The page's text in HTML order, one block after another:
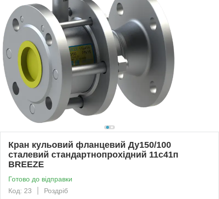
Кран кульовий фланцевий Ду150/100
сталевий стандартнопрохідний 11с41п
BREEZE
Готово до відправки
Код: 23
Роздріб